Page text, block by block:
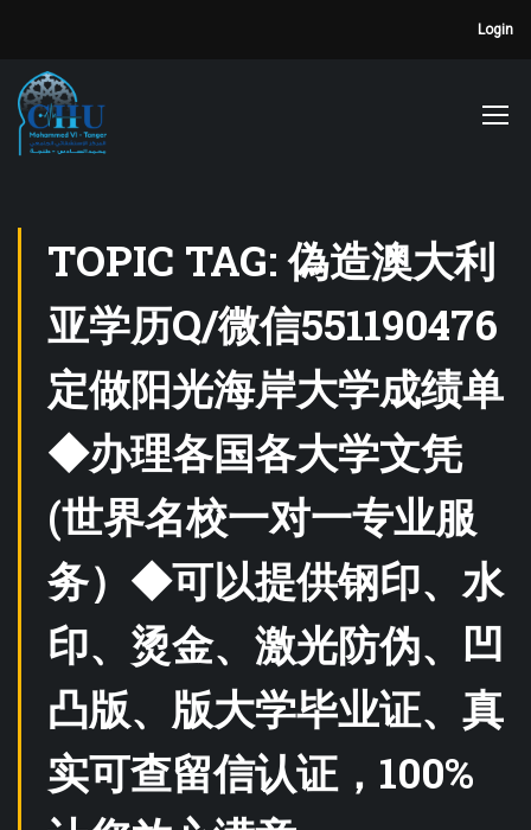
Login
TOPIC TAG: 偽造澳大利
亚学历Q/微信551190476
定做阳光海岸大学成绩单
◆办理各国各大学文凭
(世界名校一对一专业服
务）◆可以提供钢印、水
印、烫金、激光防伪、凹
凸版、版大学毕业证、真
实可查留信认证，100%